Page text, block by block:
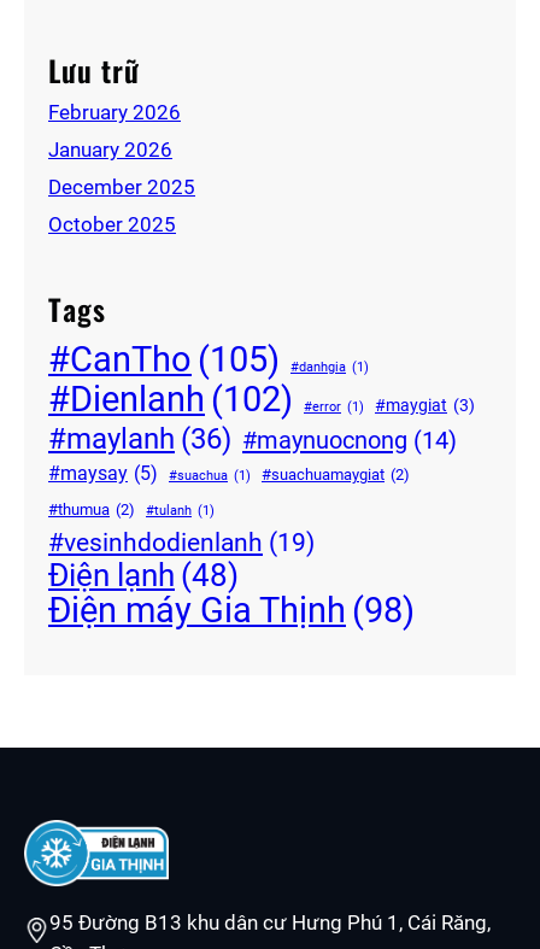
Lưu trữ
February 2026
January 2026
December 2025
October 2025
Tags
#CanTho (105) #danhgia (1)
#Dienlanh (102) #error (1) #maygiat (3)
#maylanh (36) #maynuocnong (14)
#maysay (5) #suachua (1) #suachuamaygiat (2)
#thumua (2) #tulanh (1)
#vesinhdodienlanh (19)
Điện lạnh (48)
Điện máy Gia Thịnh (98)
95 Đường B13 khu dân cư Hưng Phú 1, Cái Răng,